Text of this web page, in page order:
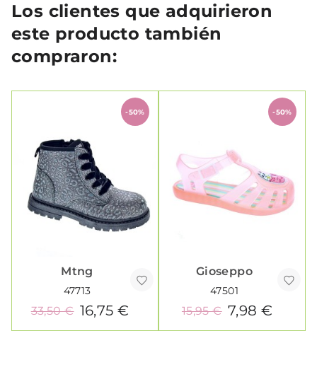
Los clientes que adquirieron
este producto también
compraron:
-50%
Mtng
47713
16,75 €
33,50 €
-50%
Gioseppo
47501
7,98 €
15,95 €